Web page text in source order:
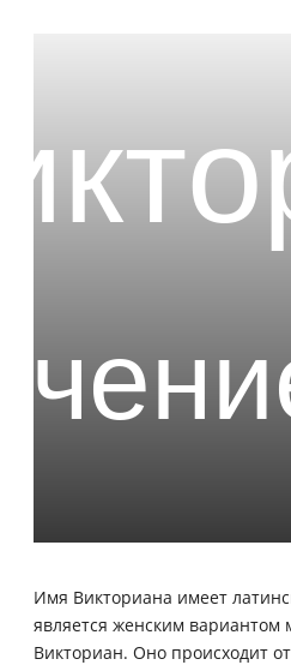
Имя Викториана имеет
является женским вариантом
Викториан. Оно происходит